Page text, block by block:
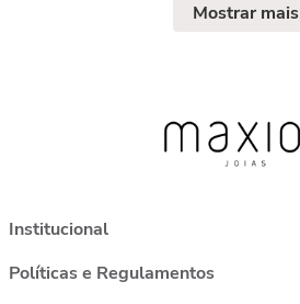
Mostrar mais
Institucional
Políticas e Regulamentos